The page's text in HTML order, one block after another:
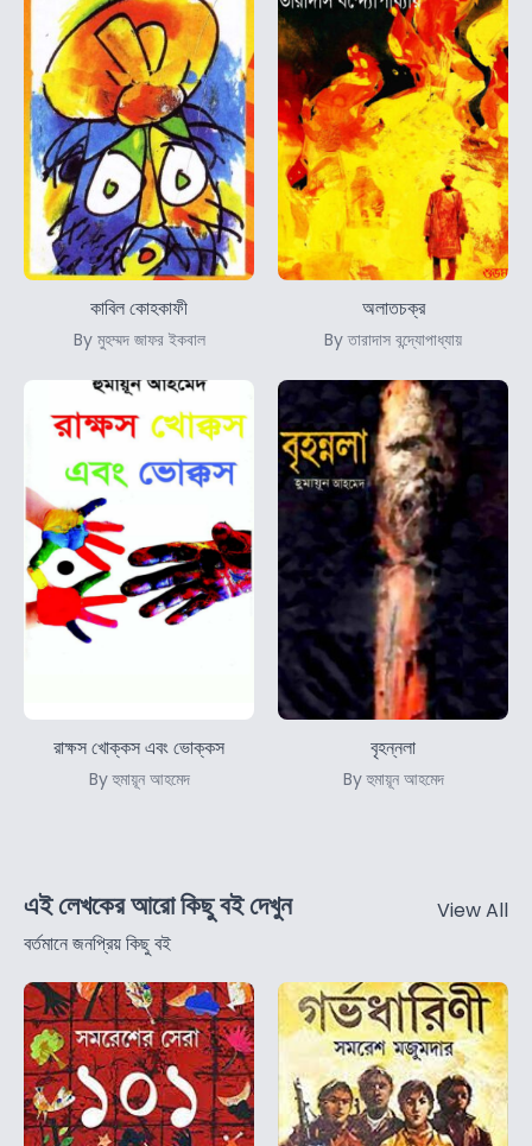
কাবিল কোহকাফী
By মুহম্মদ জাফর ইকবাল
অলাতচক্র
By তারাদাস বন্দ্যোপাধ্যায়
রাক্ষস খোক্কস এবং ভোক্কস
By হুমায়ূন আহমেদ
বৃহন্নলা
By হুমায়ূন আহমেদ
এই লেখকের আরো কিছু বই দেখুন
বর্তমানে জনপ্রিয় কিছু বই
View All